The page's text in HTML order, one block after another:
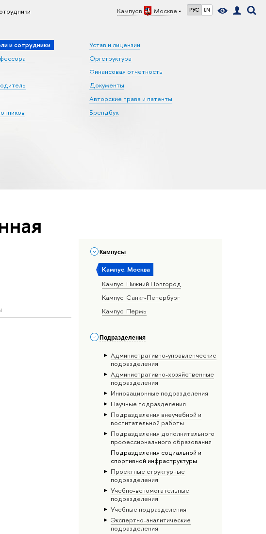
Кампус в Москве РУС EN
и сотрудники
Устав и лицензии
Оргструктура
Финансовая отчетность
Документы
Авторские права и патенты
Брендбук
Кампусы
Кампус: Москва
Кампус: Нижний Новгород
Кампус: Санкт-Петербург
Кампус: Пермь
Подразделения
Административно-управленческие
подразделения
Административно-хозяйственные
подразделения
Инновационные подразделения
Научные подразделения
Подразделения внеучебной и
воспитательной работы
Подразделения дополнительного
профессионального образования
Подразделения социальной и
спортивной инфраструктуры
Проектные структурные
подразделения
Учебно-вспомогательные
подразделения
Учебные подразделения
Экспертно-аналитические
подразделения